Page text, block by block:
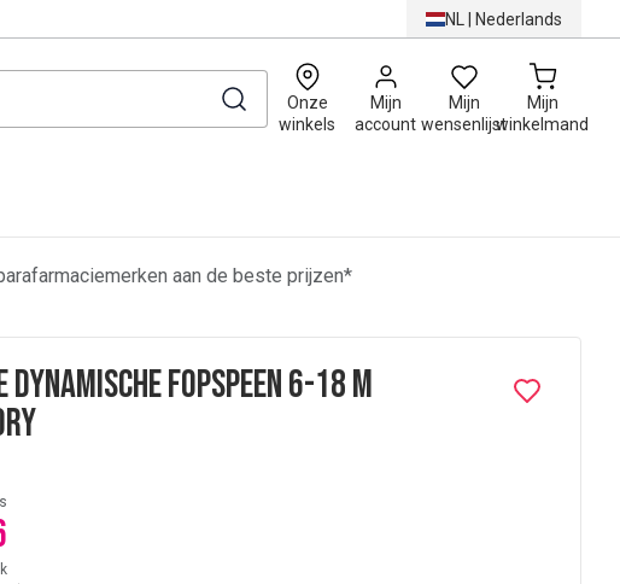
NL | Nederlands
Onze
winkels
Mijn
account
Mijn
wensenlijst
Mijn
winkelmand
0
aan de beste prijzen*
Fopspeen 6-18 M